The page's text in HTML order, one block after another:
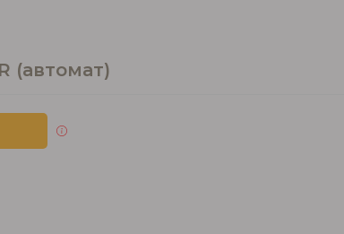
(автомат)